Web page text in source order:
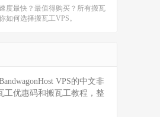
度最快？最值得购买？所有搬瓦
如何选择搬瓦工VPS。
VPS的中文非
工优惠码和搬瓦工教程，整